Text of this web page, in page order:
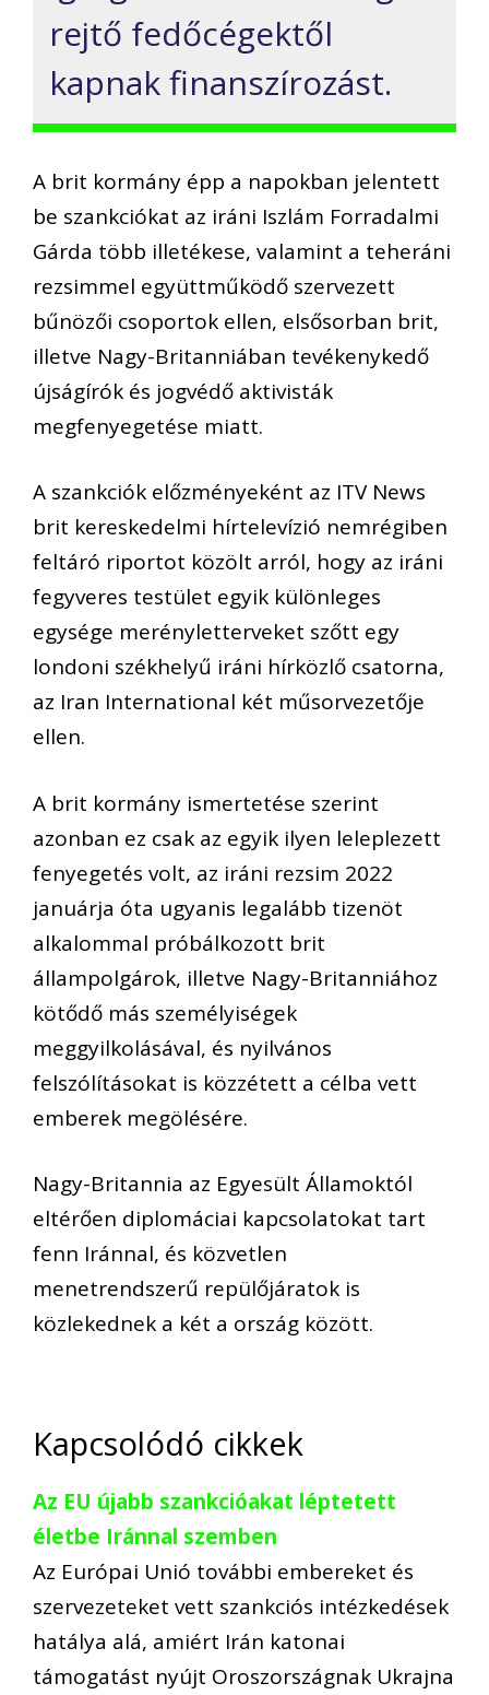
rejtő fedőcégektől
kapnak finanszírozást.
A brit kormány épp a napokban jelentett
be szankciókat az iráni Iszlám Forradalmi
Gárda több illetékese, valamint a teheráni
rezsimmel együttműködő szervezett
bűnözői csoportok ellen, elsősorban brit,
illetve Nagy-Britanniában tevékenykedő
újságírók és jogvédő aktivisták
megfenyegetése miatt.
A szankciók előzményeként az ITV News
brit kereskedelmi hírtelevízió nemrégiben
feltáró riportot közölt arról, hogy az iráni
fegyveres testület egyik különleges
egysége merényletterveket szőtt egy
londoni székhelyű iráni hírközlő csatorna,
az Iran International két műsorvezetője
ellen.
A brit kormány ismertetése szerint
azonban ez csak az egyik ilyen leleplezett
fenyegetés volt, az iráni rezsim 2022
januárja óta ugyanis legalább tizenöt
alkalommal próbálkozott brit
állampolgárok, illetve Nagy-Britanniához
kötődő más személyiségek
meggyilkolásával, és nyilvános
felszólításokat is közzétett a célba vett
emberek megölésére.
Nagy-Britannia az Egyesült Államoktól
eltérően diplomáciai kapcsolatokat tart
fenn Iránnal, és közvetlen
menetrendszerű repülőjáratok is
közlekednek a két a ország között.
Kapcsolódó cikkek
Az EU újabb szankcióakat léptetett
életbe Iránnal szemben
Az Európai Unió további embereket és
szervezeteket vett szankciós intézkedések
hatálya alá, amiért Irán katonai
támogatást nyújt Oroszországnak Ukrajna